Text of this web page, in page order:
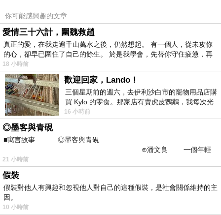
應該會比較便宜，
而且24小時都能買，上網慢慢挑選，慢慢比價，不
用等店家開門也不用看店員臉色，
然選擇在網路上購買~~
於是我也參考了其他網友【約克精品】黑底米紋清
秀佳人施華洛元素晶鑽(手工髮箍 髮飾)的推薦開箱
文及心得分享!
找了很多【約克精品】黑底米紋清秀佳人施華洛元
素晶鑽(手工髮箍 髮飾)評論跟比價的結果，還有哪
裡買最便宜划算，發現它真的很不錯!!
你可能感興趣的文章
愛情三十六計，圍魏救趙
真正的愛，在我走遍千山萬水之後，仍然想起。 有一個人，從未攻你
的心，卻早已圍住了自己的餘生。 於是我學會，先替你守住疲憊，再
18 小時前
歡迎回家，Lando！
三個星期前的週六，去伊利沙白市的寵物用品店購
買 Kylo 的零食。那家店有賣虎皮鸚鵡，我每次光
顧都會去看一下。他們偶爾會引進 C
16 小時前
◎墨客與青硯
■寓言故事 ◎墨客與青硯
⊕潘文良 一個年輕
的墨客，在京城的古玩肆裡
21 小時前
假裝
假裝對他人有興趣和忽視他人對自己的這種假裝，是社會關係維持的主
因。
10 小時前